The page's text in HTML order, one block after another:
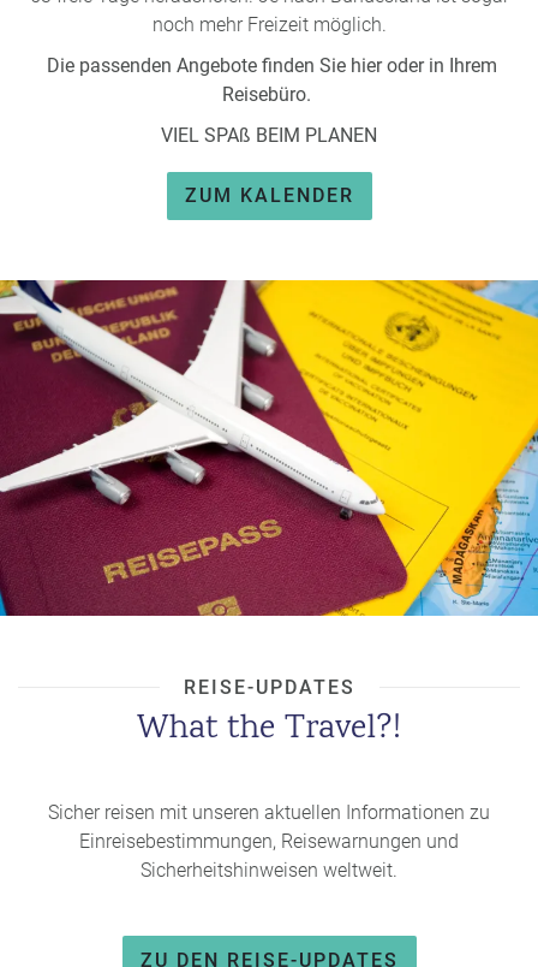
noch mehr Freizeit möglich.
Die passenden Angebote finden Sie hier oder in Ihrem
Reisebüro.
VIEL SPAß BEIM PLANEN
ZUM KALENDER
REISE-UPDATES
What the Travel?!
Sicher reisen mit unseren aktuellen Informationen zu
Einreisebestimmungen, Reisewarnungen und
Sicherheitshinweisen weltweit.
ZU DEN REISE-UPDATES